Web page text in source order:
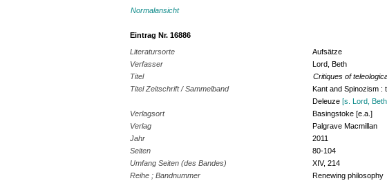
Normalansicht
Eintrag Nr. 16886
Literatursorte
Aufsätze
Verfasser
Lord, Beth
Titel
Critiques of
Titel Zeitschrift / Sammelband
Kant and Spinozism :
Deleuze[s. Lord,
Verlagsort
Basingstoke [e.a.]
Verlag
Palgrave Macmillan
Jahr
2011
Seiten
80-104
Umfang Seiten (des Bandes)
XIV, 214
Reihe ; Bandnummer
Renewing philosophy